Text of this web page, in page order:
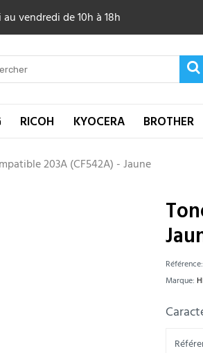
vendredi de 10h à 18h
RICOH KYOCERA BROTHER
203A (CF542A) - Jaune
Référence:
Marque: